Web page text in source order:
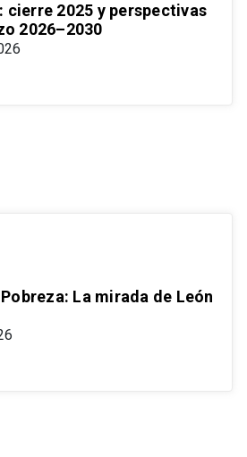
2025 y perspectivas
2026–2030
La mirada de León